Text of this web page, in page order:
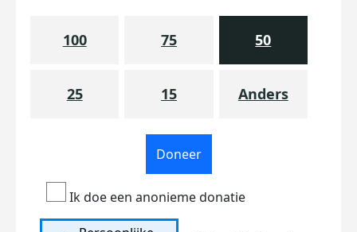
100 75 50
25 15 Anders
Doneer
Ik doe een anonieme donatie